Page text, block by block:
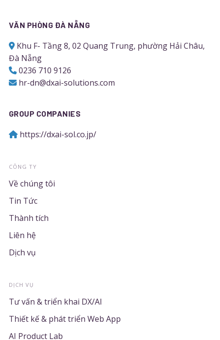
VĂN PHÒNG ĐÀ NẴNG
Khu F- Tầng 8, 02 Quang Trung, phường Hải Châu,
Đà Nẵng
0236 710 9126
hr-dn@dxai-solutions.com
GROUP COMPANIES
https://dxai-sol.co.jp/
CÔNG TY
Về chúng tôi
Tin Tức
Thành tích
Liên hệ
Dịch vụ
DỊCH VỤ
Tư vấn & triển khai DX/AI
Thiết kế & phát triển Web App
AI Product Lab